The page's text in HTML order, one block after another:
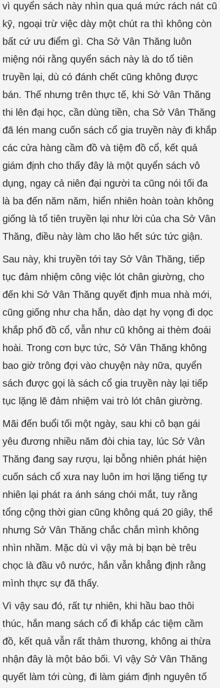
vì quyển sách này nhìn qua quá mức rách nát cũ
kỹ, ngoại trừ việc dày một chút ra thì không còn
bất cứ ưu điểm gì. Cha Sở Vân Thăng luôn
miệng nói rằng quyển sách này là do tổ tiên
truyền lại, dù có đánh chết cũng không được
bán. Thế nhưng trên thực tế, khi Sở Vân Thăng
thi lên đại học, cần dùng tiền, cha Sở Vân Thăng
đã lén mang cuốn sách cổ gia truyền này đi khắp
các cửa hàng cầm đồ và tiệm đồ cổ, kết quả
giám định cho thấy đây là một quyển sách vô
dụng, ngay cả niên đại người ta cũng nói tối đa
là ba đến năm năm, hiển nhiên hoàn toàn không
giống là tổ tiên truyền lại như lời của cha Sở Vân
Thăng, điều này làm cho lão hết sức tức giận.
Sau này, khi truyền tới tay Sở Vân Thăng, tiếp
tục đảm nhiệm công việc lót chân giường, cho
đến khi Sở Vân Thăng quyết định mua nhà mới,
cũng giống như cha hắn, dào dạt hy vọng đi dọc
khắp phố đồ cổ, vẫn như cũ không ai thèm đoái
hoài. Trong cơn bực tức, Sở Vân Thăng không
bao giờ trông đợi vào chuyện này nữa, quyển
sách được gọi là sách cổ gia truyền này lại tiếp
tục lặng lẽ đảm nhiệm vai trò lót chân giường.
Mãi đến buổi tối một ngày, sau khi cô bạn gái
yêu đương nhiều năm đòi chia tay, lúc Sở Vân
Thăng đang say rượu, lại bỗng nhiên phát hiện
cuốn sách cổ xưa nay luôn im hơi lặng tiếng tự
nhiên lại phát ra ánh sáng chói mắt, tuy rằng
tổng cộng thời gian cũng không quá 20 giây, thế
nhưng Sở Vân Thăng chắc chắn mình không
nhìn nhầm. Mặc dù vì vậy mà bị bạn bè trêu
chọc là đầu vô nước, hắn vẫn khẳng định rằng
mình thực sự đã thấy.
Vì vậy sau đó, rất tự nhiên, khi hầu bao thôi
thúc, hắn mang sách cổ đi khắp các tiệm cầm
đồ, kết quả vẫn rất thảm thương, không ai thừa
nhận đây là một bảo bối. Vì vậy Sở Vân Thăng
quyết làm tới cùng, đi làm giám định nguyên tố